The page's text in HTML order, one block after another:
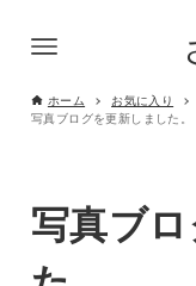
ホーム お気に入り
写真ブログを更新しました。
写真ブ